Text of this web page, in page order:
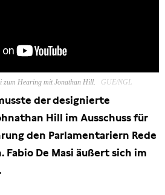
zum Hearing mit Jonathan Hill. GUE/NGL
der designierte
Hill im Ausschuss für
den Parlamentariern Rede
De Masi äußert sich im